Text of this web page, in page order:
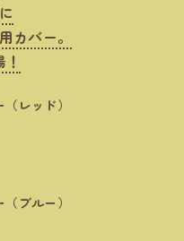
カバー。
レッド）
ブルー）